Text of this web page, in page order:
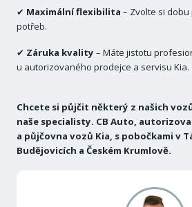
✔ Maximální flexibilita – Zvolte si
potřeb.
✔ Záruka kvality – Máte jistotu
u autorizovaného prodejce a servisu Kia.
Chcete si půjčit některý z našich
naše specialisty. CB Auto,
a půjčovna vozů Kia, s pobočkami v
Budějovicích a Českém Krumlově.